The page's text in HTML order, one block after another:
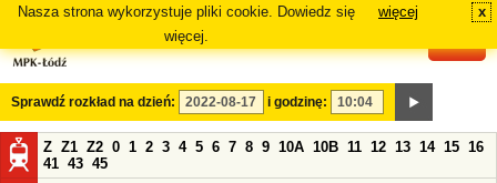
Nasza strona wykorzystuje pliki cookie. Dowiedz się
więcej.
więcej x
Sprawdź rozkład na dzień: i godzinę:
Z Z1 Z2 0 1 2 3 4 5 6 7 8 9 10A 10B 11 12 13 14 15 16
41 43 45